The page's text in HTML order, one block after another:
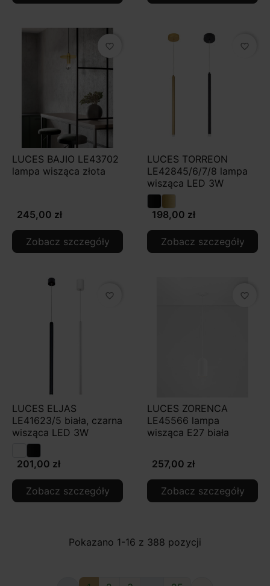
favorite_border
LUCES BAJIO LE43702
lampa wisząca złota
245,00 zł
Zobacz szczegóły
favorite_border
LUCES TORREON
LE42845/6/7/8 lampa
wisząca LED 3W
198,00 zł
Zobacz szczegóły
favorite_border
LUCES ELJAS
LE41623/5 biała, czarna
wisząca LED 3W
201,00 zł
Zobacz szczegóły
favorite_border
LUCES ZORENCA
LE45566 lampa
wisząca E27 biała
257,00 zł
Zobacz szczegóły
Pokazano 1-16 z 388 pozycji